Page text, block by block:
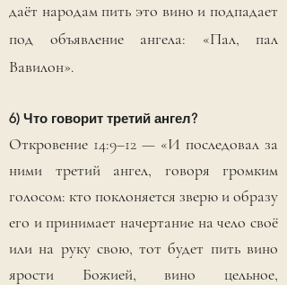
даёт народам пить это вино и подпадает
под объявление ангела: «Пал, пал
Вавилон».
6) Что говорит третий ангел?
Откровение 14:9–12 — «И последовал за
ними третий ангел, говоря громким
голосом: кто поклоняется зверю и образу
его и принимает начертание на чело своё
или на руку свою, тот будет пить вино
ярости Божией, вино цельное,